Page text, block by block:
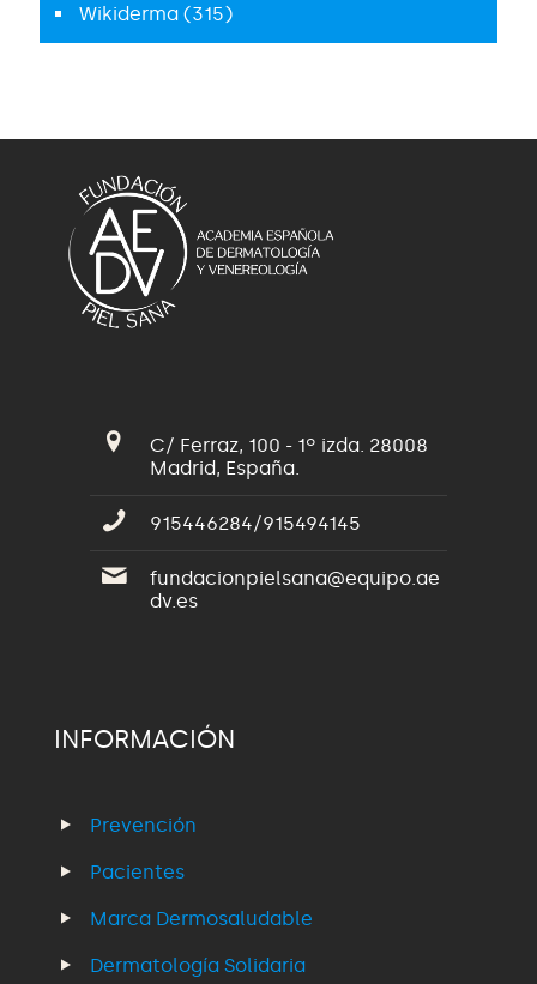
Wikiderma (315)
C/ Ferraz, 100 - 1º izda. 28008
Madrid, España.
915446284/915494145
fundacionpielsana@equipo.ae
dv.es
INFORMACIÓN
Prevención
Pacientes
Marca Dermosaludable
Dermatología Solidaria